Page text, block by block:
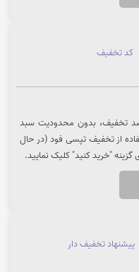
کد تخفیف
انواع کافه میتوانید از 50 درصد تخفیف، بدون محدودیت سبد
از تخفیف تپسی فود (در حال
"خرید کنید" کلیک نمایید.
پیشنهاد تخفیف دار